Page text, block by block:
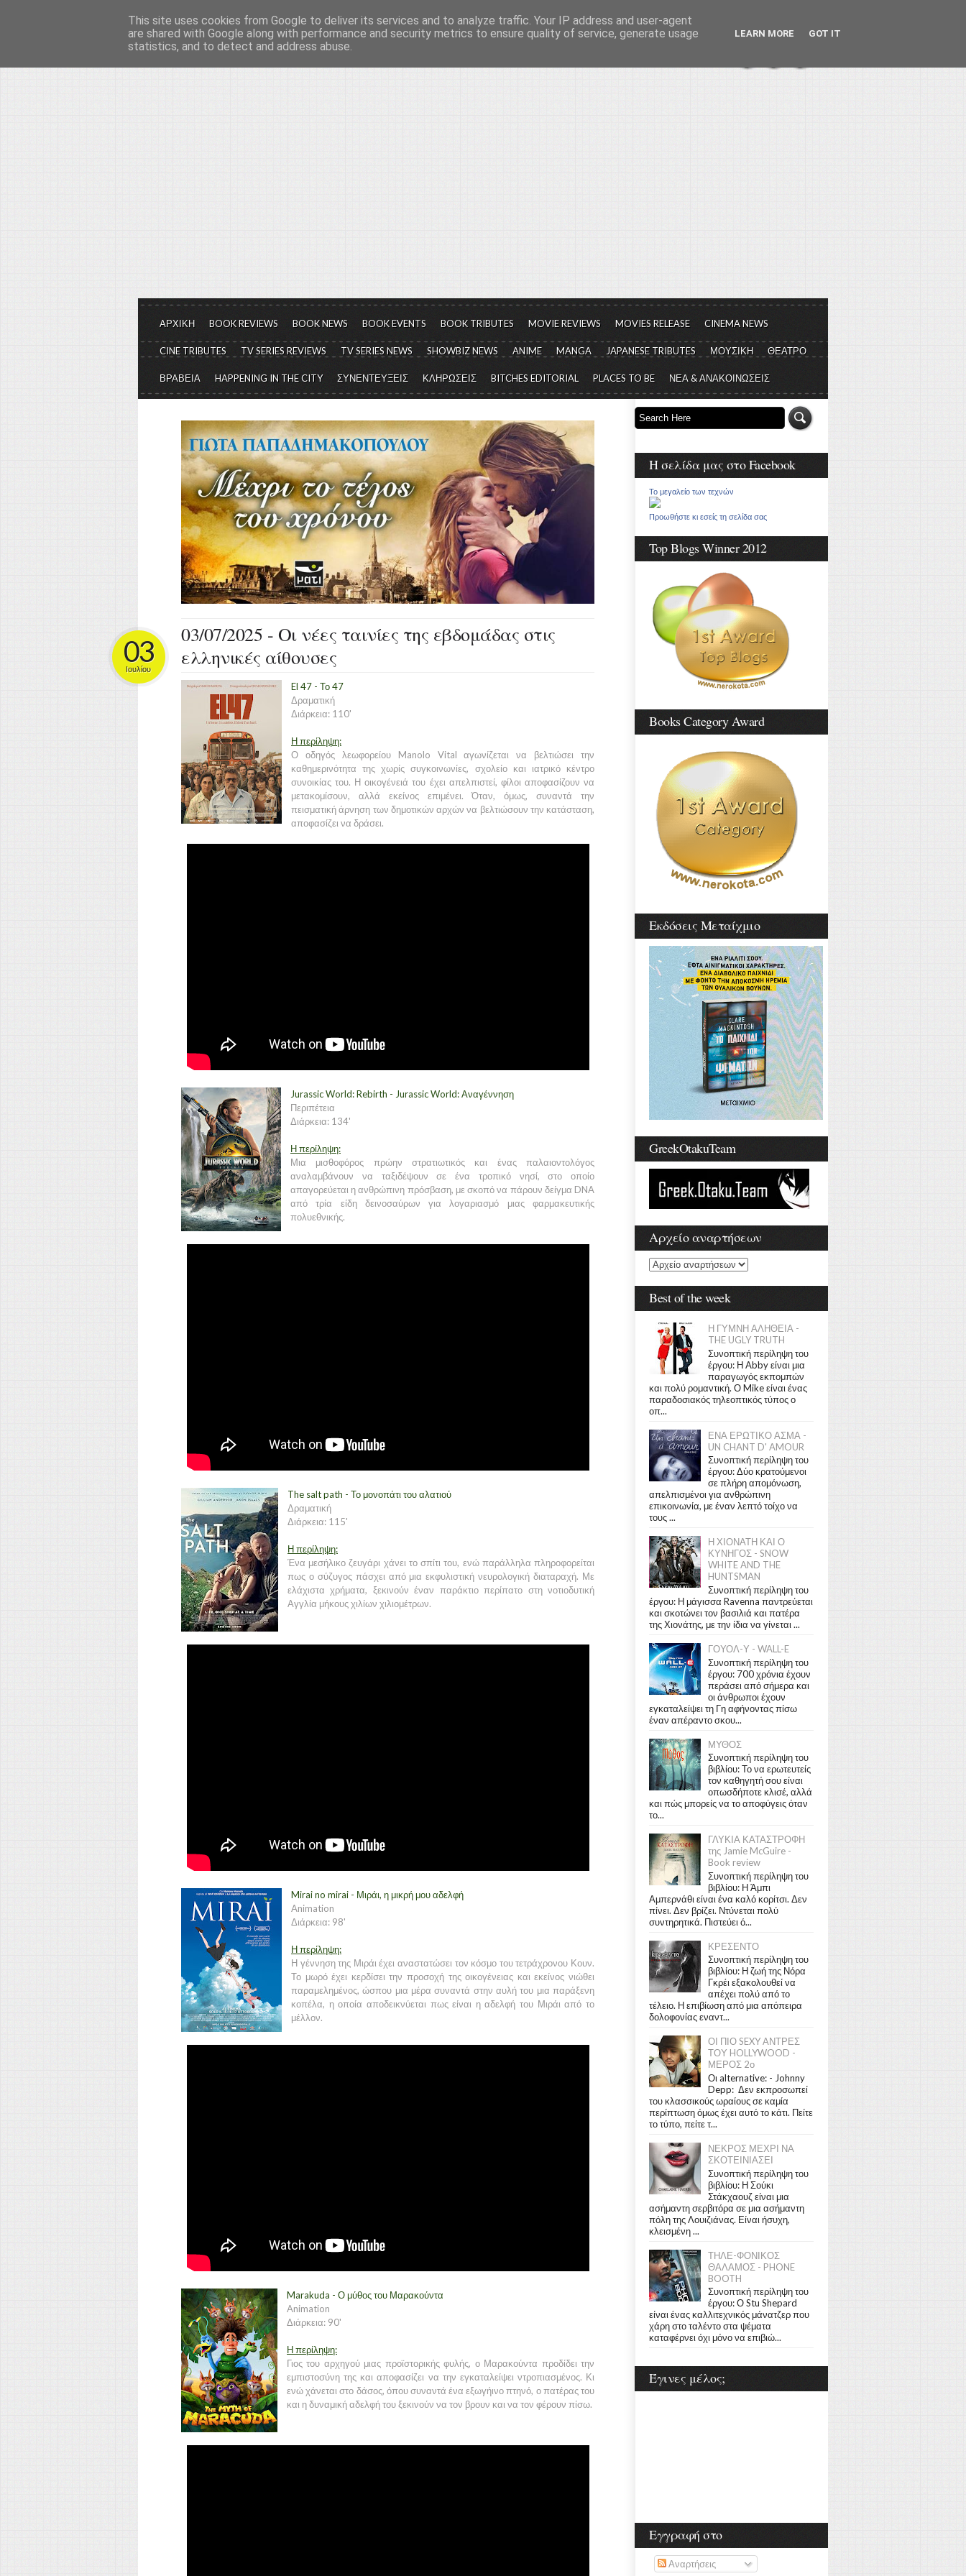
Το μεγαλείο των Τεχνών...
Είμαστε πάντα εδώ για να μιλάμε για τον πολιτισμό, σε κάθε του μορφή και έκταση...
ΑΡΧΙΚΗ BOOK REVIEWS BOOK NEWS BOOK EVENTS BOOK TRIBUTES MOVIE REVIEWS MOVIES RELEASE CINEMA NEWS
CINE TRIBUTES TV SERIES REVIEWS TV SERIES NEWS SHOWBIZ NEWS ANIME MANGA JAPANESE TRIBUTES ΜΟΥΣΙΚΗ ΘΕΑΤΡΟ
ΒΡΑΒΕΙΑ HAPPENING IN THE CITY ΣΥΝΕΝΤΕΥΞΕΙΣ ΚΛΗΡΩΣΕΙΣ BITCHES EDITORIAL PLACES TO BE ΝΕΑ & ΑΝΑΚΟΙΝΩΣΕΙΣ
03/07/2025 - Οι νέες ταινίες της εβδομάδας στις
ελληνικές αίθουσες
03
Ιουλίου
El 47 - Το 47
Δραματική
Διάρκεια: 110'
Η περίληψη:
Ο οδηγός λεωφορείου Manolo Vital αγωνίζεται να βελτιώσει την
καθημερινότητα της χωρίς συγκοινωνίες, σχολείο και ιατρικό κέντρο
συνοικίας του. Η οικογένειά του έχει απελπιστεί, φίλοι αποφασίζουν να
μετακομίσουν, αλλά εκείνος επιμένει. Όταν, όμως, συναντά την
πεισματική άρνηση των δημοτικών αρχών να βελτιώσουν την κατάσταση,
αποφασίζει να δράσει.
Jurassic World: Rebirth - Jurassic World: Αναγέννηση
Περιπέτεια
Διάρκεια: 134'
Η περίληψη:
Μια μισθοφόρος πρώην στρατιωτικός και ένας παλαιοντολόγος
αναλαμβάνουν να ταξιδέψουν σε ένα τροπικό νησί, στο οποίο
απαγορεύεται η ανθρώπινη πρόσβαση, με σκοπό να πάρουν δείγμα DNA
από τρία είδη δεινοσαύρων για λογαριασμό μιας φαρμακευτικής
πολυεθνικής.
The salt path - Το μονοπάτι του αλατιού
Δραματική
Διάρκεια: 115'
Η περίληψη:
Ένα μεσήλικο ζευγάρι χάνει το σπίτι του, ενώ παράλληλα πληροφορείται
πως ο σύζυγος πάσχει από μια εκφυλιστική νευρολογική διαταραχή. Με
ελάχιστα χρήματα, ξεκινούν έναν παράκτιο περίπατο στη νοτιοδυτική
Αγγλία μήκους χιλίων χιλιομέτρων.
Mirai no mirai - Μιράι, η μικρή μου αδελφή
Animation
Διάρκεια: 98'
Η περίληψη:
Η γέννηση της Μιράι έχει αναστατώσει τον κόσμο του τετράχρονου Κουν.
Το μωρό έχει κερδίσει την προσοχή της οικογένειας και εκείνος νιώθει
παραμελημένος, ώσπου μια μέρα συναντά στην αυλή του μια παράξενη
κοπέλα, η οποία αποδεικνύεται πως είναι η αδελφή του Μιράι από το
μέλλον.
Marakuda - Ο μύθος του Μαρακούντα
Animation
Διάρκεια: 90'
Η περίληψη:
Γιος του αρχηγού μιας προϊστορικής φυλής, ο Μαρακούντα προδίδει την
εμπιστοσύνη της και αποφασίζει να την εγκαταλείψει ντροπιασμένος. Κι
ενώ χάνεται στο δάσος, όπου συναντά ένα εξωγήινο πτηνό, ο πατέρας του
και η δυναμική αδελφή του ξεκινούν να τον βρουν και να τον φέρουν πίσω.
Η σελίδα μας στο Facebook
Το μεγαλείο των τεχνών
Προωθήστε κι εσείς τη σελίδα σας
Top Blogs Winner 2012
Books Category Award
Εκδόσεις Μεταίχμιο
GreekOtakuTeam
Αρχείο αναρτήσεων
Best of the week
Η ΓΥΜΝΗ ΑΛΗΘΕΙΑ -
THE UGLY TRUTH
Συνοπτική περίληψη του
έργου: Η Abby είναι μια
παραγωγός εκπομπών
και πολύ ρομαντική. Ο Mike είναι ένας
παραδοσιακός τηλεοπτικός τύπος ο
οπ...
ΕΝΑ ΕΡΩΤΙΚΟ ΑΣΜΑ -
UN CHANT D' AMOUR
Συνοπτική περίληψη του
έργου: Δύο κρατούμενοι
σε πλήρη απομόνωση,
απελπισμένοι για ανθρώπινη
επικοινωνία, με έναν λεπτό τοίχο να
τους ...
Η ΧΙΟΝΑΤΗ ΚΑΙ Ο
ΚΥΝΗΓΟΣ - SNOW
WHITE AND THE
HUNTSMAN
Συνοπτική περίληψη του
έργου: Η μάγισσα Ravenna παντρεύεται
και σκοτώνει τον βασιλιά και πατέρα
της Χιονάτης, με την ίδια να γίνεται ...
ΓΟΥΟΛ-Υ - WALL-E
Συνοπτική περίληψη του
έργου: 700 χρόνια έχουν
περάσει από σήμερα και
οι άνθρωποι έχουν
εγκαταλείψει τη Γη αφήνοντας πίσω
έναν απέραντο σκου...
ΜΥΘΟΣ
Συνοπτική περίληψη του
βιβλίου: Το να ερωτευτείς
τον καθηγητή σου είναι
οπωσδήποτε κλισέ, αλλά
και πώς μπορείς να το αποφύγεις όταν
το...
ΓΛΥΚΙΑ ΚΑΤΑΣΤΡΟΦΗ
της Jamie McGuire -
Book review
Συνοπτική περίληψη του
βιβλίου: Η Άμπι
Αμπερνάθι είναι ένα καλό κορίτσι. Δεν
πίνει. Δεν βρίζει. Ντύνεται πολύ
συντηρητικά. Πιστεύει ό...
ΚΡΕΣΕΝΤΟ
Συνοπτική περίληψη του
βιβλίου: Η ζωή της Νόρα
Γκρέι εξακολουθεί να
απέχει πολύ από το
τέλειο. Η επιβίωση από μια απόπειρα
δολοφονίας εναντ...
ΟΙ ΠΙΟ SEXY ΑΝΤΡΕΣ
ΤΟΥ HOLLYWOOD -
ΜΕΡΟΣ 2ο
Οι alternative: - Johnny
Depp: Δεν εκπροσωπεί
του κλασσικούς ωραίους σε καμία
περίπτωση όμως έχει αυτό το κάτι. Πείτε
το τύπο, πείτε τ...
ΝΕΚΡΟΣ ΜΕΧΡΙ ΝΑ
ΣΚΟΤΕΙΝΙΑΣΕΙ
Συνοπτική περίληψη του
βιβλίου: Η Σούκι
Στάκχαουζ είναι μια
ασήμαντη σερβιτόρα σε μια ασήμαντη
πόλη της Λουιζιάνας. Είναι ήσυχη,
κλεισμένη ...
ΤΗΛΕ-ΦΟΝΙΚΟΣ
ΘΑΛΑΜΟΣ - PHONE
BOOTH
Συνοπτική περίληψη του
έργου: Ο Stu Shepard
είναι ένας καλλιτεχνικός μάνατζερ που
χάρη στο ταλέντο στα ψέματα
καταφέρνει όχι μόνο να επιβιώ...
Έγινες μέλος;
Εγγραφή στο
Αναρτήσεις
This site uses cookies from Google to deliver its services and to analyze traffic. Your IP address and user-agent
are shared with Google along with performance and security metrics to ensure quality of service, generate usage
statistics, and to detect and address abuse.
LEARN MORE GOT IT